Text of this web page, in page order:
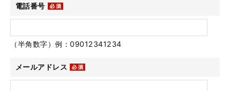
電話番号
（半角数字）例：09012341234
メールアドレス